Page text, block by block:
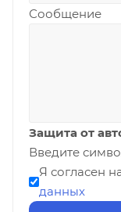
Сообщение
Защита от
Введите
Я согласен
данных